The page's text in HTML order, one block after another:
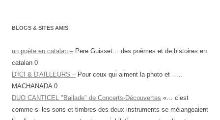
BLOGS & SITES AMIS
un poète en catalan –Pere Guisset… des poèmes et de histoires en
catalan 0
D'ICI & D'AILLEURS –Pour ceux qui aiment la photo et …..
MACHANADA 0
DUO CANTICEL "Ballade" de Concerts-Découvertes «… c’est
comme si les sons et timbres des deux instruments se mélangeaient